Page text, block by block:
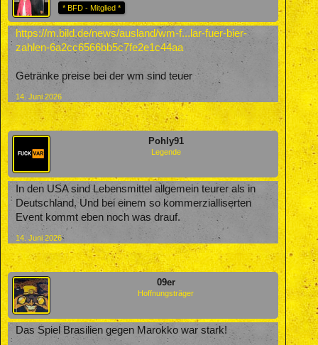
* BFD - Mitglied *
https://m.bild.de/news/ausland/wm-f...lar-fuer-bier-
zahlen-6a2cc6566bb5c7fe2e1c44aa
Getränke preise bei der wm sind teuer
14. Juni 2026
Pohly91
Legende
In den USA sind Lebensmittel allgemein teurer als in
Deutschland. Und bei einem so kommerzialliserten
Event kommt eben noch was drauf.
14. Juni 2026
09er
Hoffnungsträger
Das Spiel Brasilien gegen Marokko war stark!